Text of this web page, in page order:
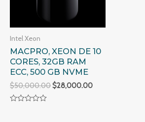
Intel Xeon
MACPRO, XEON DE 10
CORES, 32GB RAM
ECC, 500 GB NVME
$50,000.00$28,000.00